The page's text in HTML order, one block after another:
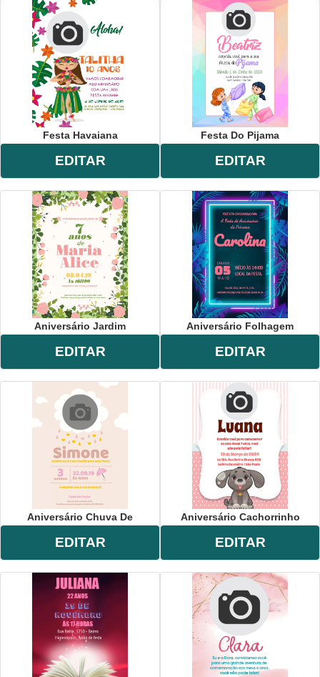
Festa Havaiana
EDITAR
Festa Do Pijama
EDITAR
Aniversário Jardim
EDITAR
Aniversário Folhagem
EDITAR
Aniversário Chuva De
EDITAR
Aniversário Cachorrinho
EDITAR